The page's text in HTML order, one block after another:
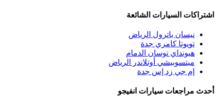
اشتراكات السيارات الشائعة
نيسان باترول الرياض
تويوتا كامري جدة
هيونداي توسان الدمام
ميتسوبيشي أوتلاندر الرياض
إم جي زد إس جدة
أحدث مراجعات سيارات انفيجو